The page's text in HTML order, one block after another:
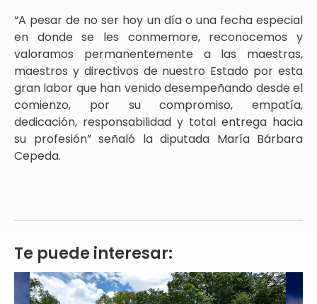
“A pesar de no ser hoy un día o una fecha especial
en donde se les conmemore, reconocemos y
valoramos permanentemente a las maestras,
maestros y directivos de nuestro Estado por esta
gran labor que han venido desempeñando desde el
comienzo, por su compromiso, empatía,
dedicación, responsabilidad y total entrega hacia
su profesión” señaló la diputada María Bárbara
Cepeda.
Te puede interesar: